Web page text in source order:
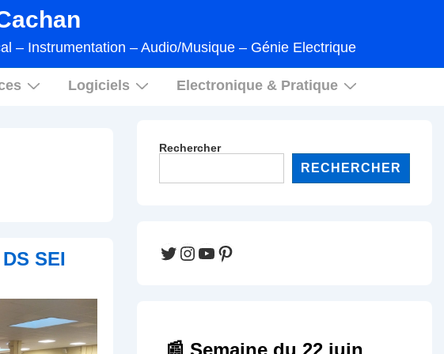
– Instrumentation – Audio/Musique – Génie Electrique
Logiciels Electronique & Pratique
SEI
Rechercher
RECHERCHER
Twitter
Instagram
YouTube
Pinterest